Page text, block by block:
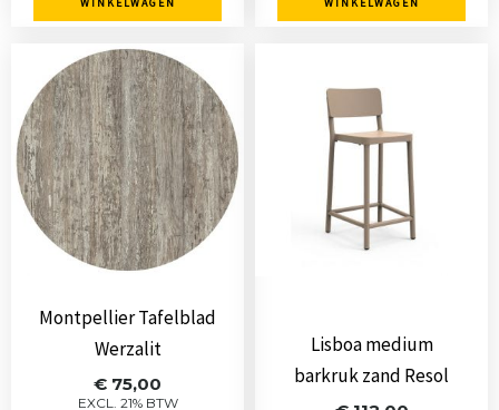
WINKELWAGEN WINKELWAGEN
Montpellier Tafelblad
Werzalit
€ 75,00
EXCL. 21% BTW
Prijsklasse:
€ 75,00
Dit
product
heeft
meerdere
variaties.
Deze
optie
kan
gekozen
worden
de
Lisboa medium
barkruk zand Resol